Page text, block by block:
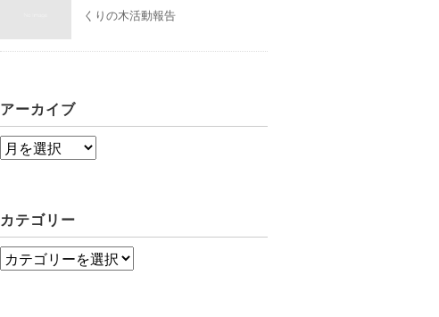
くりの木活動報告
アーカイブ
ア
イ
ブ
カテゴリー
カ